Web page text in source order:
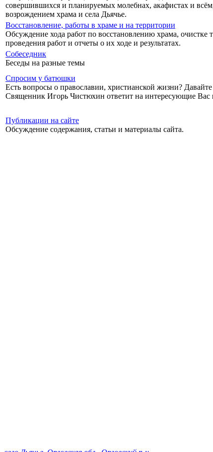
совершившихся и планируемых молебнах, акафистах и
возрождением храма и села Дьячье.
Восстановление, работы в храме и на территории
Обсуждение хода работ по восстановлению храма, очистке
проведения работ и отчеты о их ходе и результатах.
Собеседник
Беседы на разные темы
Спросим у батюшки
Есть вопросы о православии, христианской жизни?
Священник Игорь Чистюхин ответит на интересующие Вас
Публикации на сайте
Обсуждение содержания, статьи и материалы сайта.